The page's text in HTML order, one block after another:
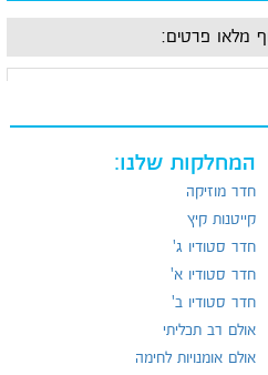
מלאו פרטים:
המחלקות שלנו:
חדר מוזיקה
קייטנות קיץ
חדר סטודיו ג'
חדר סטודיו א'
חדר סטודיו ב'
אולם רב תכליתי
אולם אומנויות לחימה